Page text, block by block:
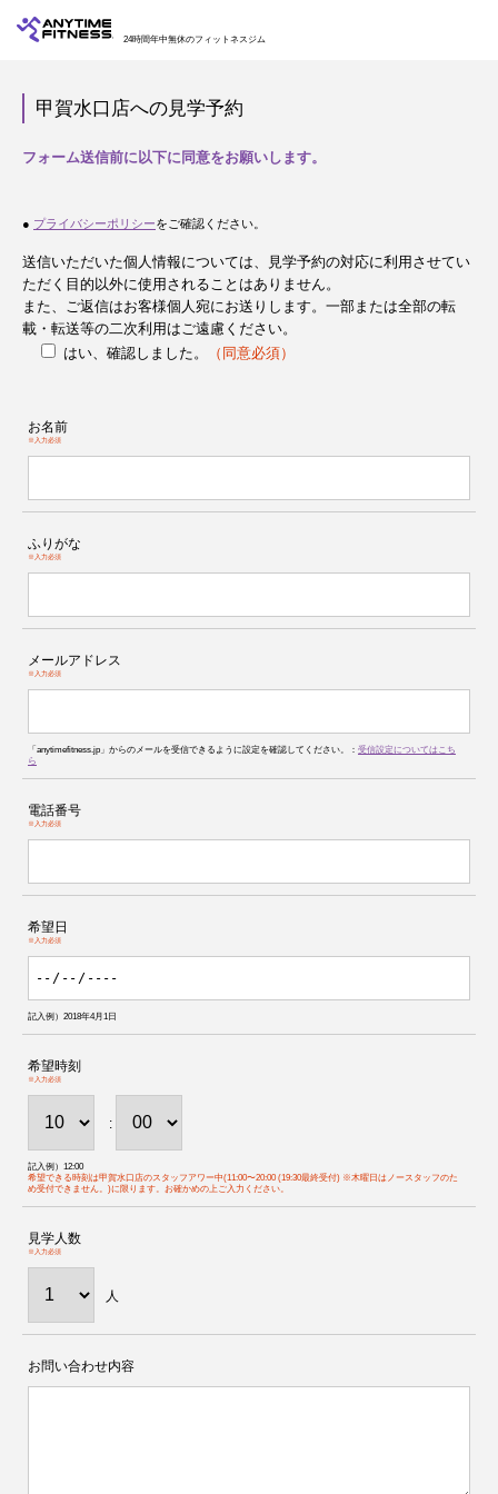
24時間年中無休のフィットネスジム
甲賀水口店への見学予約
フォーム送信前に以下に同意をお願いします。
● プライバシーポリシーをご確認ください。
送信いただいた個人情報については、見学予約の対応に利用させてい
ただく目的以外に使用されることはありません。
また、ご返信はお客様個人宛にお送りします。一部または全部の転
載・転送等の二次利用はご遠慮ください。
はい、確認しました。
（同意必須）
お名前
※入力必須
ふりがな
※入力必須
メールアドレス
※入力必須
「anytimefitness.jp」からのメールを受信できるように設定を確認してください。： 受信設定についてはこち
ら
電話番号
※入力必須
希望日
※入力必須
記入例）2018年4月1日
希望時刻
※入力必須
:
記入例）12:00
希望できる時刻は甲賀水口店のスタッフアワー中(11:00〜20:00 (19:30最終受付) ※木曜日はノースタッフのた
め受付できません。)に限ります。お確かめの上ご入力ください。
見学人数
※入力必須
人
お問い合わせ内容